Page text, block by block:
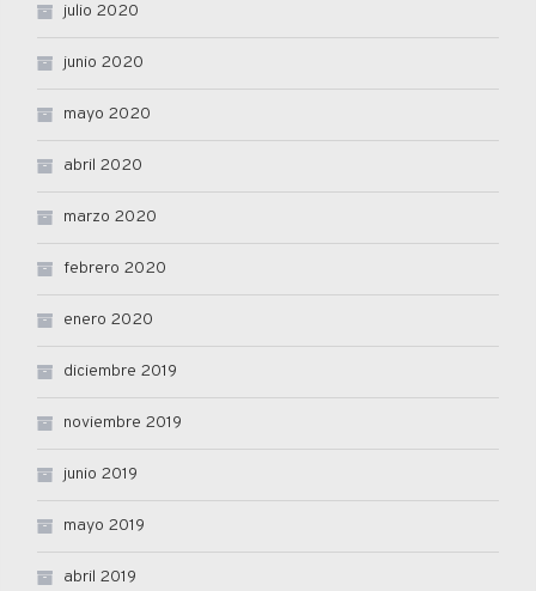
julio 2020
junio 2020
mayo 2020
abril 2020
marzo 2020
febrero 2020
enero 2020
diciembre 2019
noviembre 2019
junio 2019
mayo 2019
abril 2019